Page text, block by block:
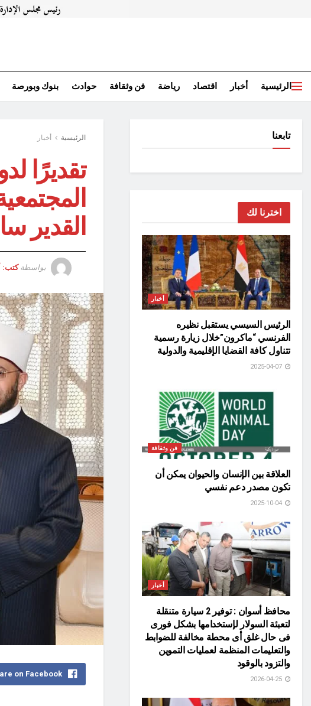
الرئيسية أخبار اقتصاد رياضة فن وثقافة حوادث بنوك وبورصة
الرئيسية أخبار
تقديرًا
القدير
بواسطة كتب:
on Facebook
تابعنا
اخترنا لك
أخبار
الرئيس السيسي يستقبل نظيره
الفرنسي “ماكرون”خلال زيارة رسمية
تتناول كافة القضايا الإقليمية والدولية
فن وثقافة
العلاقة بين الإنسان والحيوان يمكن أن
تكون مصدر دعم نفسي
أخبار
محافظ أسوان : توفير 2 سيارة متنقلة
لتعبئة السولار لإستخدامها بشكل فورى
فى حال غلق أى محطة مخالفة للضوابط
والتعليمات المنظمة لعمليات التموين
والتزود بالوقود